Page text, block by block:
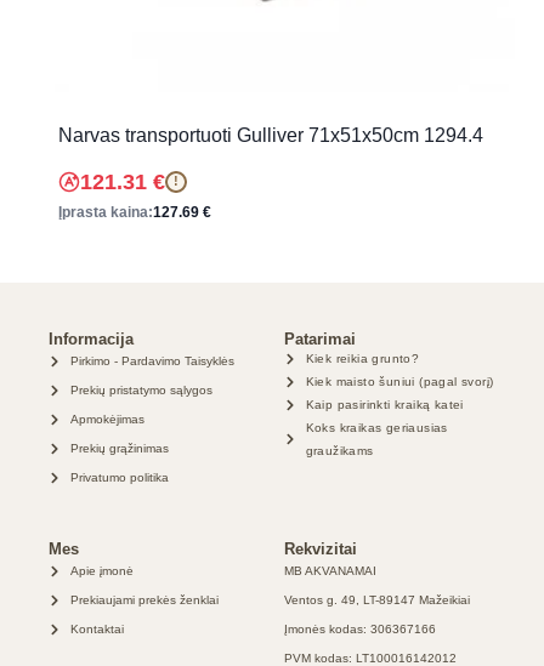
Narvas transportuoti Gulliver 71x51x50cm 1294.4
121.31 € !
Įprasta kaina:127.69 €
Informacija
Pirkimo - Pardavimo Taisyklės
Prekių pristatymo sąlygos
Apmokėjimas
Prekių grąžinimas
Privatumo politika
Patarimai
Kiek reikia grunto?
Kiek maisto šuniui (pagal svorį)
Kaip pasirinkti kraiką katei
Koks kraikas geriausias
graužikams
Mes
Apie įmonė
Prekiaujami prekės ženklai
Kontaktai
Rekvizitai
MB AKVANAMAI
Ventos g. 49, LT-89147 Mažeikiai
Įmonės kodas: 306367166
PVM kodas: LT100016142012